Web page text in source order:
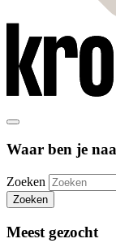
Waar ben je
Zoeken
Zoeken
Meest gezocht